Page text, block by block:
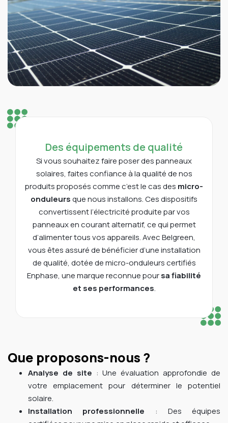
Des équipements de qualité
Si vous souhaitez faire poser des panneaux
solaires, faites confiance à la qualité de nos
produits proposés comme c’est le cas des micro-
onduleursque nous installons. Ces dispositifs
convertissent l’électricité produite par vos
panneaux en courant alternatif, ce qui permet
d’alimenter tous vos appareils. Avec Belgreen,
vous êtes assuré de bénéficier d’une installation
de qualité, dotée de micro-onduleurs certifiés
Enphase, une marque reconnue poursa fiabilité
et ses performances.
Que proposons-nous ?
Analyse de site : Une évaluation approfondie de
votre emplacement pour déterminer le potentiel
solaire.
Installation professionnelle : Des équipes